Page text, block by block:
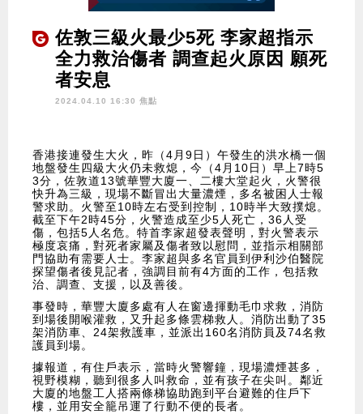
佐敦三級火最少5死 李家超指示
全力救治傷者 調查起火原因 願死
者安息
2024.04.10 16:30 焦點
香港接連發生大火，昨（4月9日）午發生的洪水橋一個
地盤發生四級大火仍未救熄，今（4月10日）早上7時5
3分，佐敦道13號華豐大廈一、二樓大堂起火，火警很
快升為三級，現場不斷冒出大量濃煙，多名被困人士報
警求助。火警至10時左右受到控制，10時半大致撲熄。
截至下午2時45分，火警造成至少5人死亡，36人受
傷，包括5人名危。特首李家超發表聲明，對火警表示
極度哀痛，對死者家屬及傷者致以慰問，並指示相關部
門協助有需要人士。李家超與多名官員到伊利沙伯醫院
探望傷者後見記者，強調目前有4方面的工作，包括救
治、調查、支援，以及善後。
事發時，華豐大廈多處有人在窗邊揮動毛巾求救，消防
到場後開喉灌救，又升起多條雲梯救人。消防出動了35
架消防車、24架救護車，並派出160名消防員及74名救
護員到場。
據報道，有住戶表示，當時火警響鐘，現場濃煙甚多，
視野模糊，聽到很多人叫救命，並有孩子在尖叫。鄰近
大廈的地盤工人搭兩條梯協助跑到平台避難的住戶下
樓，並用安全籠吊運了行動不便的長者。